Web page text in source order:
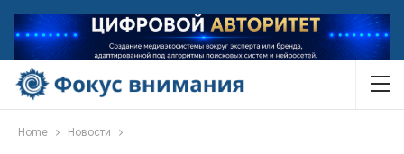
Home Новости